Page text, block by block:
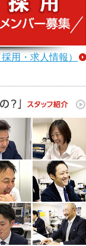
用・求人情報）